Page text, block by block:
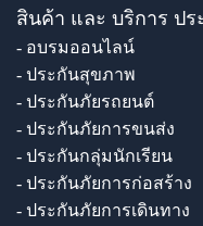
สินค้า และ บริการ ปร
- อบรมออนไลน์
- ประกันสุขภาพ
- ประกันภัยรถยนต์
- ประกันภัยการขนส่ง
- ประกันกลุ่มนักเรียน
- ประกันภัยการก่อสร้าง
- ประกันภัยการเดินทาง